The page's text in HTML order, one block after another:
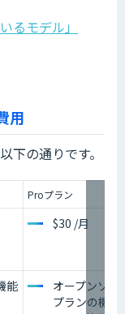
るモデル」
用
の通りです。
Proプラン
$30 /月
能
オープンソー
プランの機能